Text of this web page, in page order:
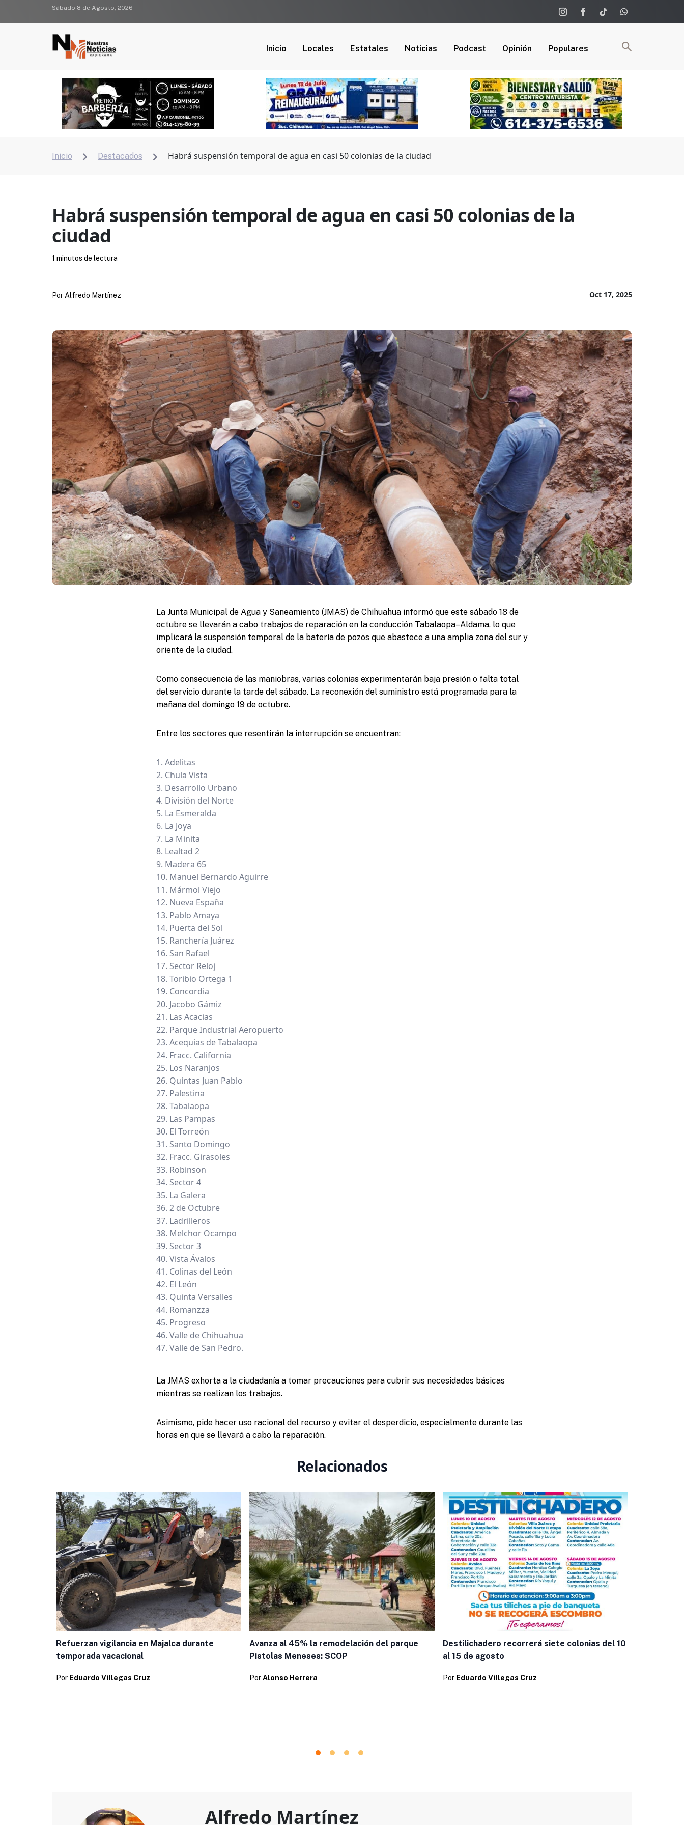
Sábado 8 de Agosto, 2026
Inicio Locales Estatales Noticias Podcast Opinión Populares
Inicio  Destacados  Habrá suspensión temporal de agua en casi 50 colonias de la ciudad
Habrá suspensión temporal de agua en casi 50 colonias de la
ciudad
Oct 17, 2025
Por Alfredo Martínez
1 minutos de lectura
La Junta Municipal de Agua y Saneamiento (JMAS) de Chihuahua informó que este sábado 18 de
octubre se llevarán a cabo trabajos de reparación en la conducción Tabalaopa–Aldama, lo que
implicará la suspensión temporal de la batería de pozos que abastece a una amplia zona del sur y
oriente de la ciudad.
Como consecuencia de las maniobras, varias colonias experimentarán baja presión o falta total
del servicio durante la tarde del sábado. La reconexión del suministro está programada para la
mañana del domingo 19 de octubre.
Entre los sectores que resentirán la interrupción se encuentran:
Adelitas
Chula Vista
Desarrollo Urbano
División del Norte
La Esmeralda
La Joya
La Minita
Lealtad 2
Madera 65
Manuel Bernardo Aguirre
Mármol Viejo
Nueva España
Pablo Amaya
Puerta del Sol
Ranchería Juárez
San Rafael
Sector Reloj
Toribio Ortega 1
Concordia
Jacobo Gámiz
Las Acacias
Parque Industrial Aeropuerto
Acequias de Tabalaopa
Fracc. California
Los Naranjos
Quintas Juan Pablo
Palestina
Tabalaopa
Las Pampas
El Torreón
Santo Domingo
Fracc. Girasoles
Robinson
Sector 4
La Galera
2 de Octubre
Ladrilleros
Melchor Ocampo
Sector 3
Vista Ávalos
Colinas del León
El León
Quinta Versalles
Romanzza
Progreso
Valle de Chihuahua
Valle de San Pedro.
La JMAS exhorta a la ciudadanía a tomar precauciones para cubrir sus necesidades básicas
mientras se realizan los trabajos.
Asimismo, pide hacer uso racional del recurso y evitar el desperdicio, especialmente durante las
horas en que se llevará a cabo la reparación.
Relacionados
Refuerzan vigilancia en Majalca durante
temporada vacacional
Por Eduardo Villegas Cruz
Avanza al 45% la remodelación del parque
Pistolas Meneses: SCOP
PorAlonso Herrera
Destilichadero recorrerá siete colonias del 10
al 15 de agosto
Por Eduardo Villegas Cruz
Alfredo Martínez